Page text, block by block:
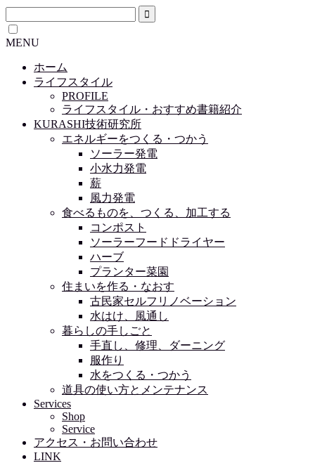
MENU
ホーム
ライフスタイル
PROFILE
ライフスタイル・おすすめ書籍紹介
KURASHI技術研究所
エネルギーをつくる・つかう
ソーラー発電
小水力発電
薪
風力発電
食べるものを、つくる、加工する
コンポスト
ソーラーフードドライヤー
ハーブ
プランター菜園
住まいを作る・なおす
古民家セルフリノベーション
水はけ、風通し
暮らしの手しごと
手直し、修理、ダーニング
服作り
水をつくる・つかう
道具の使い方とメンテナンス
Services
Shop
Service
アクセス・お問い合わせ
LINK